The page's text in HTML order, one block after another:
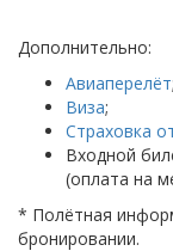
Дополнительно:
Авиаперелёт;
Виза;
Страховка
Входной
(оплата на
* Полётная
бронировании.